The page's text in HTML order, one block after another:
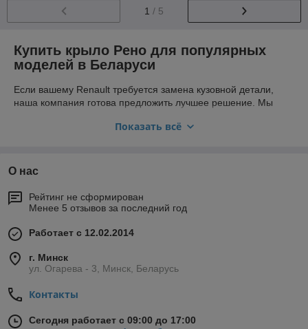
1 / 5
Купить крыло Рено для популярных
моделей в Беларуси
Если вашему Renault требуется замена кузовной детали,
наша компания готова предложить лучшее решение. Мы
областных центров – оперативно и недорого проводить
необходимые запчасти. Мы предлагаем качественные
конструкции вашего автомобиля и обеспечивают
долговечность ремонта.
Выбор крыльев для Рено Меган и Сценик
удовлетворить спрос самых требовательных клиентов.
Особой популярностью пользуется стильное
2 и 3 серии. Мы понимаем, что каждая модель уникальна,
заводских контуров и технологических отверстий. Правильно
Показать всё
О нас
Рейтинг не сформирован
Менее 5 отзывов за последний год
Работает с 12.02.2014
г. Минск
ул. Огарева - 3, Минск, Беларусь
Контакты
Сегодня работает с 09:00 до 17:00